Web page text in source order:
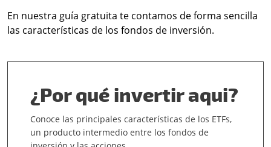
En nuestra guía gratuita te contamos de forma sencilla
las características de los fondos de inversión.
¿Por qué invertir aqui?
Conoce las principales características de los ETFs,
un producto intermedio entre los fondos de